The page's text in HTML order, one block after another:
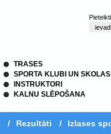
TRASES
SPORTA KLUBI UN SKOLAS
INSTRUKTORI
KALNU SLĒPOŠANA
/ Rezultāti / Izlases